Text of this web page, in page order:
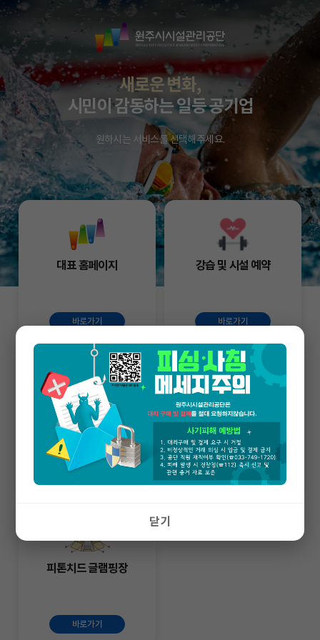
원
주
시
시
설
관
리
공
단
새로운 변화,
시민이 감동하는 일등 공기업
원하시는 서비스를 선택해주세요.
대표 홈페이지
바로가기
강습 및 시설 예약
바로가기
사전정보공표
바로가기
간현관광지
바로가기
피톤치드 글램핑장
바로가기
닫기